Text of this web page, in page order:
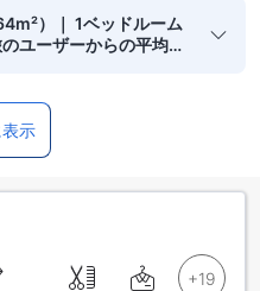
）｜ 1ベッドルーム
ユーザーからの平均ク
示